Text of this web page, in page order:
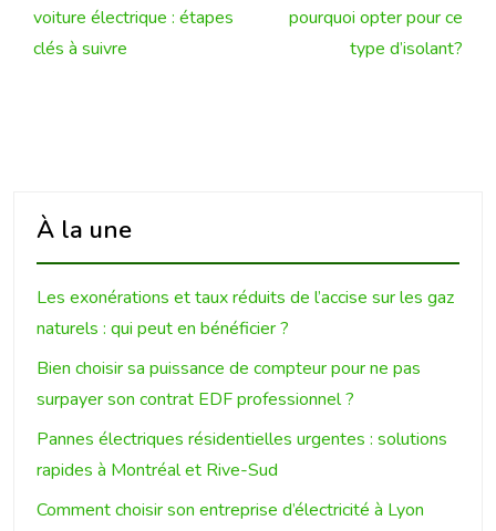
voiture électrique : étapes
clés à suivre
pourquoi opter pour ce
type d’isolant?
À la une
Les exonérations et taux réduits de l’accise sur les gaz
naturels : qui peut en bénéficier ?
Bien choisir sa puissance de compteur pour ne pas
surpayer son contrat EDF professionnel ?
Pannes électriques résidentielles urgentes : solutions
rapides à Montréal et Rive-Sud
Comment choisir son entreprise d’électricité à Lyon